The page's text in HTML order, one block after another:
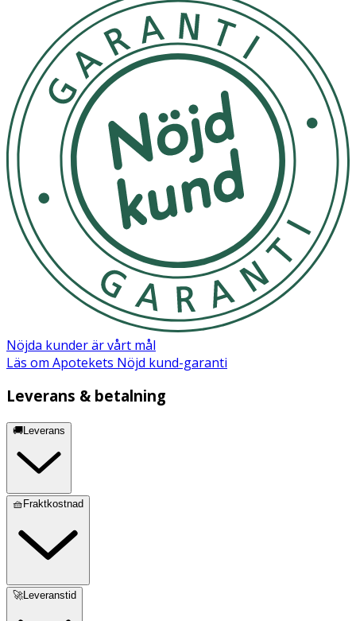
AQUA (WATER), GLYCERIN, PENTYLENE GLYCOL,
XANTHAN GUM, POLYSORBATE 20, SODIUM
HYALURONATE, SODIUM PCA, SODIUM LACTATE,
PARFUM (FRAGRANCE), TETRASODIUM GLUTAMATE
DIACETATE, CITRIC ACID, ALOE BARBADENSIS LEAF
JUICE POWDER, FRUCTOSE, GLYCINE, NIACINAMIDE,
SODIUM BENZOATE, UREA, SODIUM HYDROXIDE,
INOSITOL.
Nöjda kunder är vårt mål
Läs om Apotekets Nöjd kund-garanti
Leverans & betalning
🚚Leverans
🧺Fraktkostnad
🚀Leveranstid